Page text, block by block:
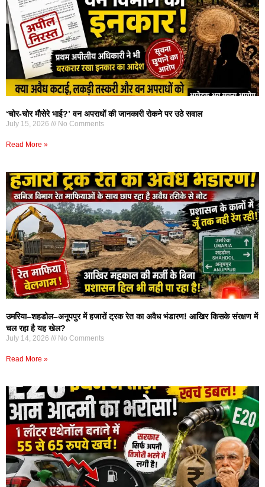
‘चोर-चोर मौसेरे भाई?’ वन अपराधों की जानकारी रोकने पर उठे सवाल
July 15, 2026 No Comments
Read More »
उमरिया–शहडोल–अनूपपुर में हजारों ट्रक रेत का अवैध भंडारण! आखिर किसके संरक्षण में
चल रहा है यह खेल?
July 14, 2026 No Comments
Read More »